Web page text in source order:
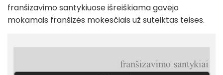
franšizavimo santykiuose išreiškiama gavėjo
mokamais franšizės mokesčiais už suteiktas teises.